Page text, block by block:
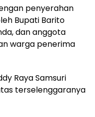
penyerahan
Bupati Barito
dan anggota
warga penerima
Raya Samsuri
terselenggaranya